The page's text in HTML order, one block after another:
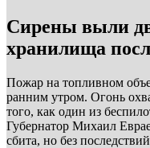
Сирены выли
хранилища
Пожар на топливном
ранним утром. Огонь
того, как один из
Губернатор Михаил
сбита, но без